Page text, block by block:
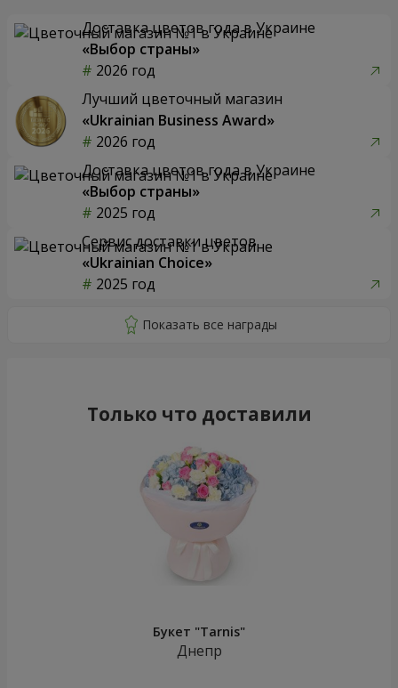
Доставка цветов года в Украине
«Выбор страны»
2026 год
Лучший цветочный магазин
«Ukrainian Business Award»
2026 год
Доставка цветов года в Украине
«Выбор страны»
2025 год
Сервис доставки цветов
«Ukrainian Choice»
2025 год
Только что доставили
Букет "Tarnis"
Днепр